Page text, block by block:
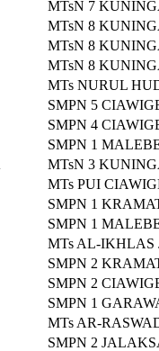
MTsN 7
MTsN 8
MTsN 8
MTsN 8
MTs NURUL
SMPN 5
SMPN 4
SMPN 1
MTsN 3
MTs PUI
SMPN 1
SMPN 1
MTs AL-IKHLAS
SMPN 2
SMPN 2
SMPN 1
MTs AR-
SMPN 2